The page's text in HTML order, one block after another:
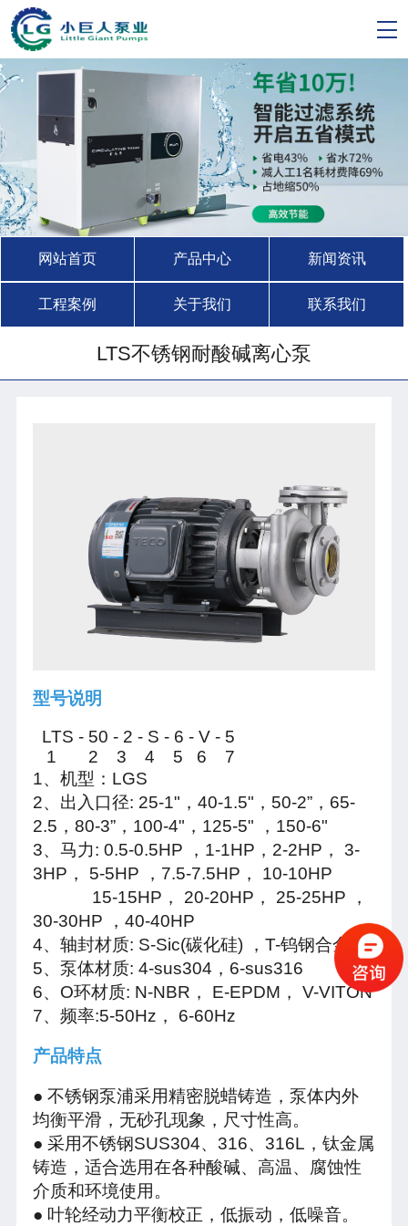
网站首页 产品中心 新闻资讯
工程案例 关于我们 联系我们
LTS不锈钢耐酸碱离心泵
型号说明
LTS - 50 - 2 - S - 6 - V - 5
1 2 3 4 5 6 7
1、机型：LGS
2、出入口径: 25-1"，40-1.5"，50-2”，65-
2.5，80-3”，100-4"，125-5" ，150-6"
3、马力: 0.5-0.5HP ，1-1HP，2-2HP， 3-
3HP， 5-5HP ，7.5-7.5HP， 10-10HP
15-15HP， 20-20HP， 25-25HP ，
30-30HP ，40-40HP
4、轴封材质: S-Sic(碳化硅) ，T-钨钢合金
5、泵体材质: 4-sus304，6-sus316
6、O环材质: N-NBR， E-EPDM， V-VITON
7、频率:5-50Hz， 6-60Hz
产品特点
● 不锈钢泵浦采用精密脱蜡铸造，泵体内外
均衡平滑，无砂孔现象，尺寸性高。
● 采用不锈钢SUS304、316、316L，钛金属
铸造，适合选用在各种酸碱、高温、腐蚀性
介质和环境使用。
● 叶轮经动力平衡校正，低振动，低噪音。